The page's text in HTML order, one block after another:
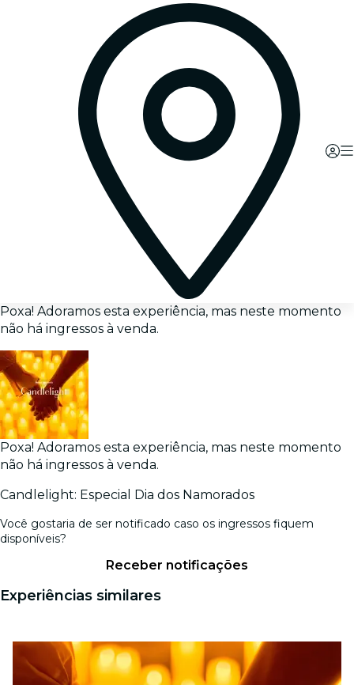
Poxa! Adoramos esta experiência, mas neste momento
não há ingressos à venda.
Poxa! Adoramos esta experiência, mas neste momento
não há ingressos à venda.
Candlelight: Especial Dia dos Namorados
Você gostaria de ser notificado caso os ingressos fiquem
disponíveis?
Receber notificações
Experiências similares